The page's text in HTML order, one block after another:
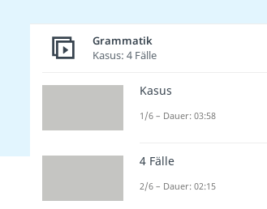
Grammatik
Kasus: 4 Fälle
Kasus
1/6 – Dauer: 03:58
4 Fälle
2/6 – Dauer: 02:15